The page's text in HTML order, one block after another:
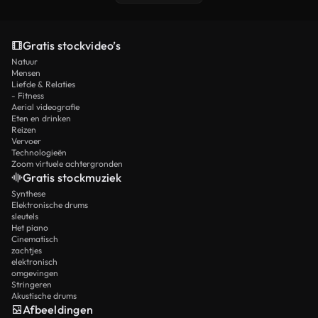
Gratis stockvideo’s
Natuur
Mensen
Liefde & Relaties
- Fitness
Aerial videografie
Eten en drinken
Reizen
Vervoer
Technologieën
Zoom virtuele achtergronden
Gratis stockmuziek
Synthese
Elektronische drums
sleutels
Het piano
Cinematisch
zachtjes
elektronisch
omgevingen
Stringeren
Akustische drums
Afbeeldingen